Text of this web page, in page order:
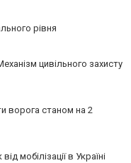
рівня
цивільного захисту
ворога станом на 2
мобілізації в Україні